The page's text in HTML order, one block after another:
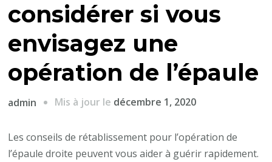
considérer si vous
envisagez une
opération de l’épaule
admin Mis à jour le décembre 1, 2020
Les conseils de rétablissement pour l’opération de
l’épaule droite peuvent vous aider à guérir rapidement.